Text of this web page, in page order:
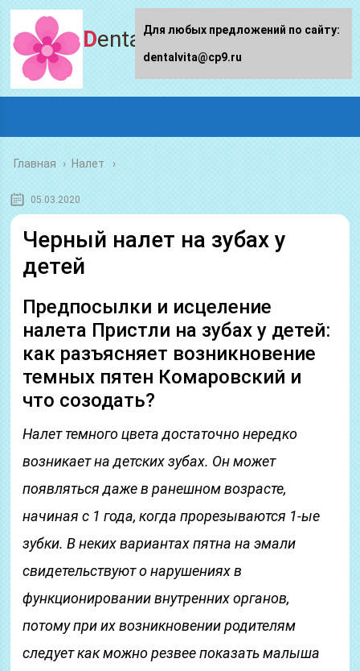
Dentalvita.ru
Главная › Налет
05.03.2020
Черный налет на зубах у
детей
Предпосылки и исцеление
налета Пристли на зубах у детей:
как разъясняет возникновение
темных пятен Комаровский и
что созодать?
Налет темного цвета достаточно нередко
возникает на детских зубах. Он может
появляться даже в ранешном возрасте,
начиная с 1 года, когда прорезываются 1-ые
зубки. В неких вариантах пятна на эмали
свидетельствуют о нарушениях в
функционировании внутренних органов,
потому при их возникновении родителям
следует как можно резвее показать малыша
Для любых предложений по сайту:
dentalvita@cp9.ru